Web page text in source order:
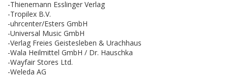
-Thienemann Esslinger Verlag
-Tropilex B.V.
-uhrcenter/Esters GmbH
-Universal Music GmbH
-Verlag Freies Geistesleben & Urachhaus
-Wala Heilmittel GmbH / Dr. Hauschka
-Wayfair Stores Ltd.
-Weleda AG